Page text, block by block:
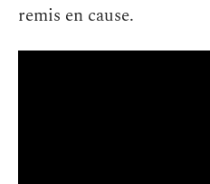
remis en cause.